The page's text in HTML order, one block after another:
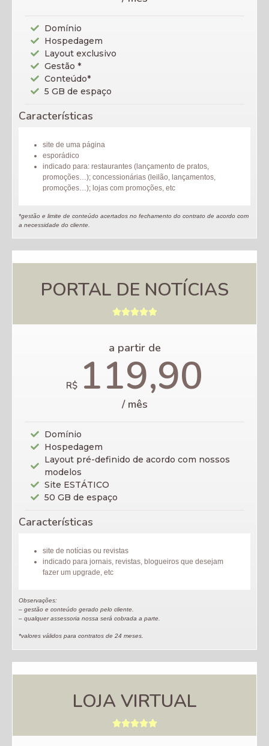
Domínio
Hospedagem
Layout exclusivo
Gestão *
Conteúdo*
5 GB de espaço
Características
site de uma página
esporádico
indicado para: restaurantes (lançamento de pratos,
promoções…); concessionárias (leilão, lançamentos,
promoções…); lojas com promoções, etc
*gestão e limite de conteúdo acertados no fechamento do contrato de acordo com
a necessidade do cliente.
PORTAL DE NOTÍCIAS

a partir de
R$ 119,90
/ mês
Domínio
Hospedagem
Layout pré-definido de acordo com nossos
modelos
Site ESTÁTICO
50 GB de espaço
Características
site de notícias ou revistas
indicado para jornais, revistas, blogueiros que desejam
fazer um upgrade, etc
Observações:
– gestão e conteúdo gerado pelo cliente.
– qualquer assessoria nossa será cobrada a parte.
*valores válidos para contratos de 24 meses.
LOJA VIRTUAL
